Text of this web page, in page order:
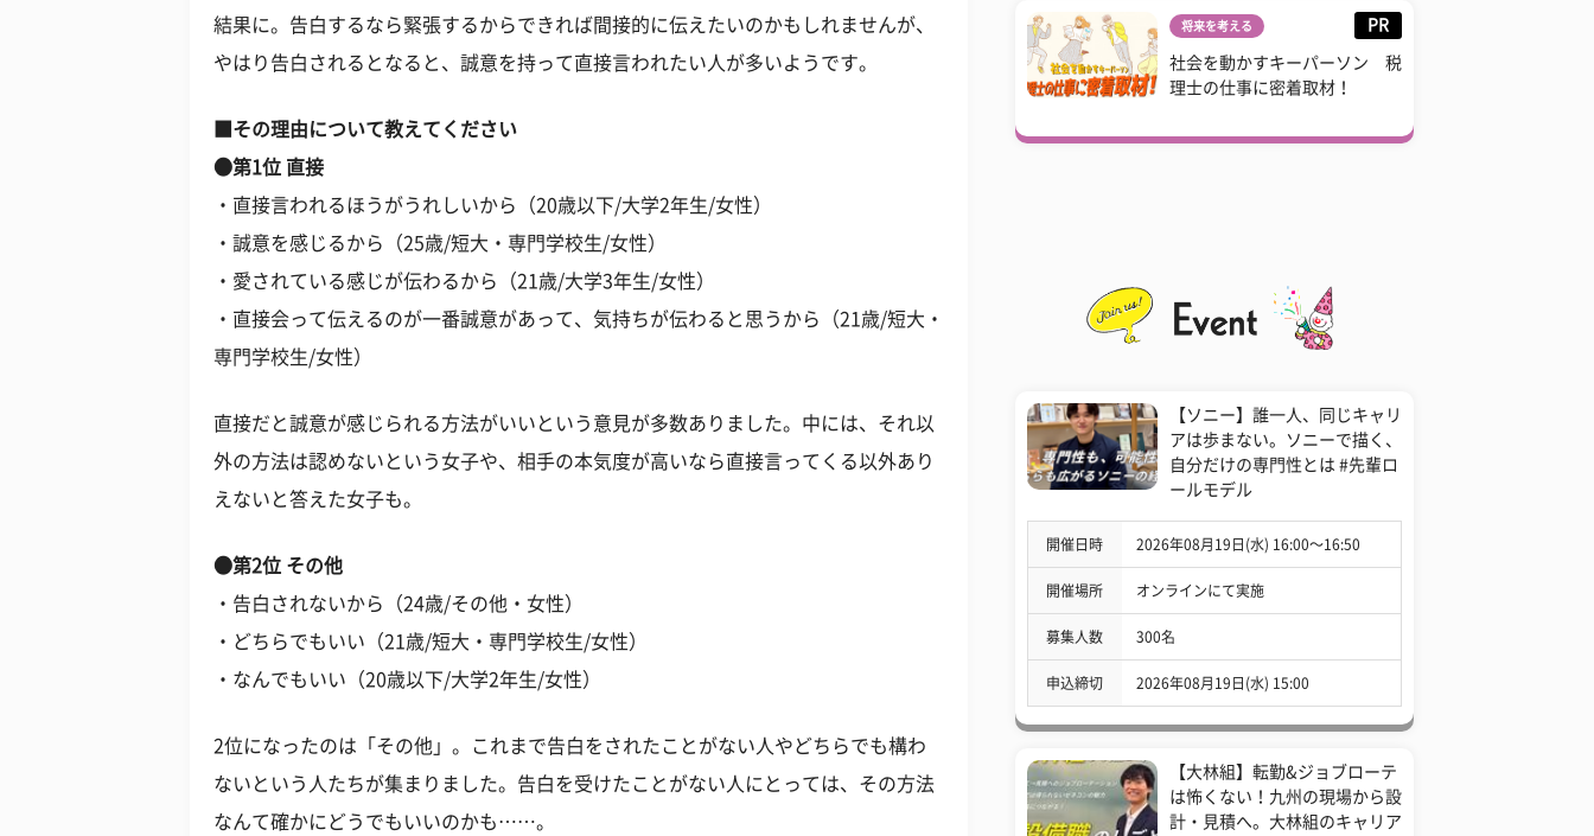
結果に。告白するなら緊張するからできれば間接的に伝えたいのかもしれませんが、
やはり告白されるとなると、誠意を持って直接言われたい人が多いようです。
■その理由について教えてください
●第1位 直接
・直接言われるほうがうれしいから（20歳以下/大学2年生/女性）
・誠意を感じるから（25歳/短大・専門学校生/女性）
・愛されている感じが伝わるから（21歳/大学3年生/女性）
・直接会って伝えるのが一番誠意があって、気持ちが伝わると思うから（21歳/短大・
専門学校生/女性）
直接だと誠意が感じられる方法がいいという意見が多数ありました。中には、それ以
外の方法は認めないという女子や、相手の本気度が高いなら直接言ってくる以外あり
えないと答えた女子も。
●第2位 その他
・告白されないから（24歳/その他・女性）
・どちらでもいい（21歳/短大・専門学校生/女性）
・なんでもいい（20歳以下/大学2年生/女性）
2位になったのは「その他」。これまで告白をされたことがない人やどちらでも構わ
ないという人たちが集まりました。告白を受けたことがない人にとっては、その方法
なんて確かにどうでもいいのかも……。
将来を考える PR
社会を動かすキーパーソン 税
理士の仕事に密着取材！
【ソニー】誰一人、同じキャリ
アは歩まない。ソニーで描く、
自分だけの専門性とは #先輩ロ
ールモデル
開催日時 2026年08月19日(水) 16:00〜16:50
開催場所 オンラインにて実施
募集人数 300名
申込締切 2026年08月19日(水) 15:00
【大林組】転勤&ジョブローテ
は怖くない！九州の現場から設
計・見積へ。大林組のキャリア